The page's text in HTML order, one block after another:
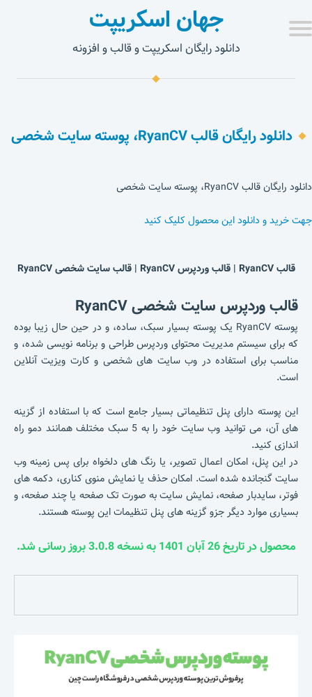
جهان اسکریپت
دانلود رایگان اسکریپت و قالب و افزونه
دانلود رایگان قالب RyanCV، پوسته سایت شخصی
دانلود رایگان قالب RyanCV، پوسته سایت شخصی
جهت خرید و دانلود این محصول کلیک کنید
قالب RyanCV | قالب وردپرس RyanCV | قالب سایت شخصی RyanCV
قالب وردپرس سایت شخصی RyanCV
پوسته RyanCV یک پوسته بسیار سبک، ساده، و در حین حال زیبا بوده
که برای سیستم مدیریت محتوای وردپرس طراحی و برنامه نویسی شده، و
مناسب برای استفاده در وب سایت های شخصی و کارت ویزیت آنلاین
است.
این پوسته دارای پنل تنظیماتی بسیار جامع است که با استفاده از گزینه
های آن، می توانید وب سایت خود را به 5 سبک مختلف همانند دمو راه
اندازی کنید.
در این پنل، امکان اعمال تصویر، یا رنگ های دلخواه برای پس زمینه وب
سایت گنجانده شده است. امکان حذف یا نمایش منوی کناری، دکمه های
فوتر، سایدبار صفحه، نمایش سایت به صورت تک صفحه یا چند صفحه، و
بسیاری موارد دیگر جزو گزینه های پنل تنظیمات این پوسته هستند.
محصول در تاریخ 26 آبان 1401 به نسخه 3.0.8 بروز رسانی شد.